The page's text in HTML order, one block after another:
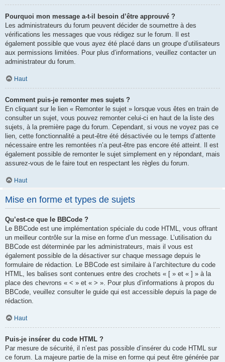
Pourquoi mon message a-t-il besoin d’être approuvé ?
Les administrateurs du forum peuvent décider de soumettre à des
vérifications les messages que vous rédigez sur le forum. Il est
également possible que vous ayez été placé dans un groupe d’utilisateurs
aux permissions limitées. Pour plus d’informations, veuillez contacter un
administrateur du forum.
Haut
Comment puis-je remonter mes sujets ?
En cliquant sur le lien « Remonter le sujet » lorsque vous êtes en train de
consulter un sujet, vous pouvez remonter celui-ci en haut de la liste des
sujets, à la première page du forum. Cependant, si vous ne voyez pas ce
lien, cette fonctionnalité a peut-être été désactivée ou le temps d’attente
nécessaire entre les remontées n’a peut-être pas encore été atteint. Il est
également possible de remonter le sujet simplement en y répondant, mais
assurez-vous de le faire tout en respectant les règles du forum.
Haut
Mise en forme et types de sujets
Qu’est-ce que le BBCode ?
Le BBCode est une implémentation spéciale du code HTML, vous offrant
un meilleur contrôle sur la mise en forme d’un message. L’utilisation du
BBCode est déterminée par les administrateurs, mais il vous est
également possible de la désactiver sur chaque message depuis le
formulaire de rédaction. Le BBCode est similaire à l’architecture du code
HTML, les balises sont contenues entre des crochets « [ » et « ] » à la
place des chevrons « < » et « > ». Pour plus d’informations à propos du
BBCode, veuillez consulter le guide qui est accessible depuis la page de
rédaction.
Haut
Puis-je insérer du code HTML ?
Par mesure de sécurité, il n’est pas possible d’insérer du code HTML sur
ce forum. La majeure partie de la mise en forme qui peut être générée par